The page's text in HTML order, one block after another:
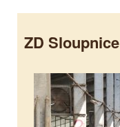
ZD Sloupnice